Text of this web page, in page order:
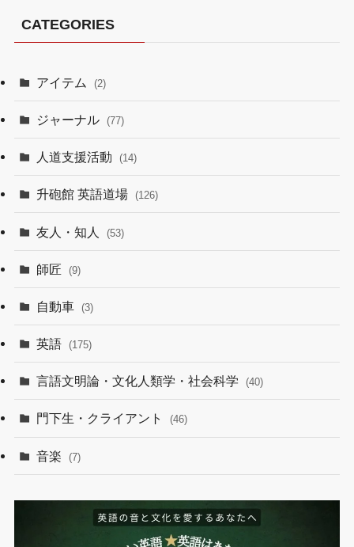
CATEGORIES
アイテム (2)
ジャーナル (77)
人道支援活動 (14)
升砲館 英語道場 (126)
友人・知人 (53)
師匠 (9)
自動車 (3)
英語 (175)
言語文明論・文化人類学・社会科学 (40)
門下生・クライアント (46)
音楽 (7)